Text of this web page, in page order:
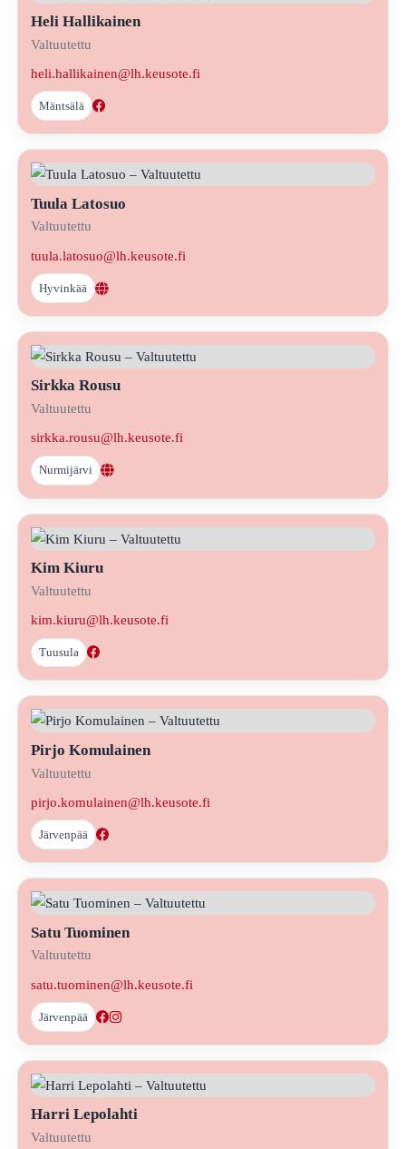
Heli Hallikainen
Valtuutettu
heli.hallikainen@lh.keusote.fi
Mäntsälä
Tuula Latosuo
Valtuutettu
tuula.latosuo@lh.keusote.fi
Hyvinkää
Sirkka Rousu
Valtuutettu
sirkka.rousu@lh.keusote.fi
Nurmijärvi
Kim Kiuru
Valtuutettu
kim.kiuru@lh.keusote.fi
Tuusula
Pirjo Komulainen
Valtuutettu
pirjo.komulainen@lh.keusote.fi
Järvenpää
Satu Tuominen
Valtuutettu
satu.tuominen@lh.keusote.fi
Järvenpää
Harri Lepolahti
Valtuutettu